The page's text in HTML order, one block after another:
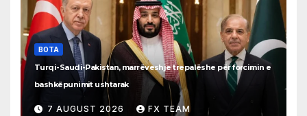
BOTA
Turqi-Saudi-Pakistan, marrëveshje trepalëshe për forcimin e
bashkëpunimit ushtarak
7 AUGUST 2026 FX TEAM